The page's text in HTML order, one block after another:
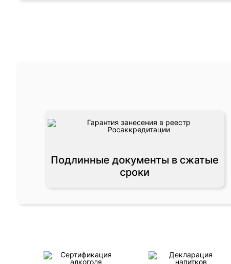
Подлинные документы в сжатые
сроки